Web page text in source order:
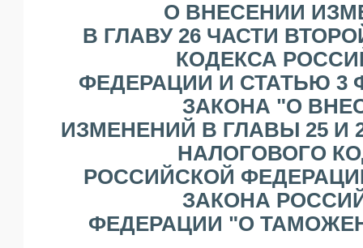
О ВНЕСЕНИИ
В ГЛАВУ 26 ЧАСТИ
КОДЕКСА
ФЕДЕРАЦИИ И СТАТЬЮ 3
ЗАКОНА "О
ИЗМЕНЕНИЙ В ГЛАВЫ 25 И
НАЛОГОВОГО
РОССИЙСКОЙ
ЗАКОНА
ФЕДЕРАЦИИ "О